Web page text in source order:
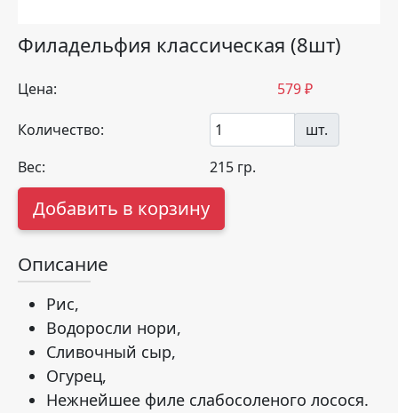
Филадельфия классическая (8шт)
Цена: 579₽
Количество:
шт.
Вес:
215 гр.
Добавить в корзину
Описание
Рис,
Водоросли нори,
Сливочный сыр,
Огурец,
Нежнейшее филе слабосоленого лосося.